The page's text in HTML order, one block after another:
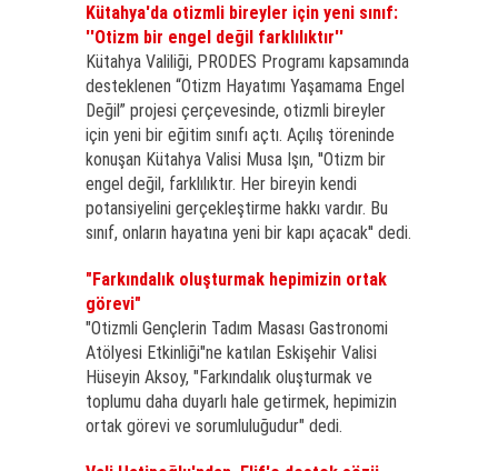
Kütahya'da otizmli bireyler için yeni sınıf:
''Otizm bir engel değil farklılıktır''
Kütahya Valiliği, PRODES Programı kapsamında
desteklenen “Otizm Hayatımı Yaşamama Engel
Değil” projesi çerçevesinde, otizmli bireyler
için yeni bir eğitim sınıfı açtı. Açılış töreninde
konuşan Kütahya Valisi Musa Işın, ''Otizm bir
engel değil, farklılıktır. Her bireyin kendi
potansiyelini gerçekleştirme hakkı vardır. Bu
sınıf, onların hayatına yeni bir kapı açacak'' dedi.
"Farkındalık oluşturmak hepimizin ortak
görevi"
"Otizmli Gençlerin Tadım Masası Gastronomi
Atölyesi Etkinliği"ne katılan Eskişehir Valisi
Hüseyin Aksoy, "Farkındalık oluşturmak ve
toplumu daha duyarlı hale getirmek, hepimizin
ortak görevi ve sorumluluğudur" dedi.